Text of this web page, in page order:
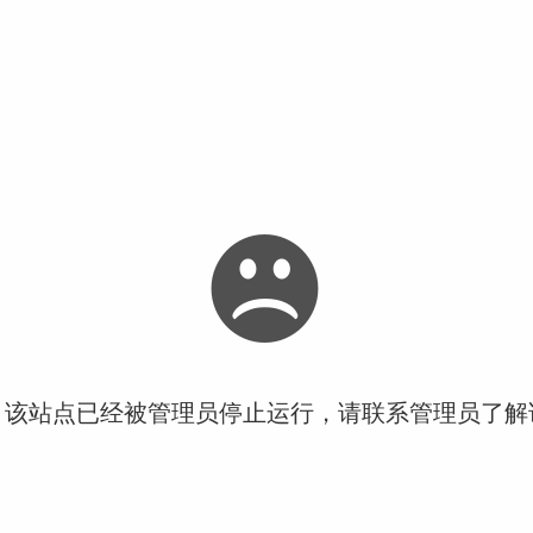
站点已经被管理员停止运行，请联系管理员了